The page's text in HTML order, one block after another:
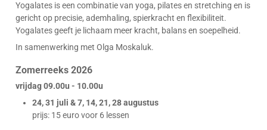
Yogalates is een combinatie van yoga, pilates en stretching en is
gericht op precisie, ademhaling, spierkracht en flexibiliteit.
Yogalates geeft je lichaam meer kracht, balans en soepelheid.
In samenwerking met Olga Moskaluk.
Zomerreeks 2026
vrijdag 09.00u - 10.00u
24, 31 juli & 7, 14, 21, 28 augustus
prijs: 15 euro voor 6 lessen